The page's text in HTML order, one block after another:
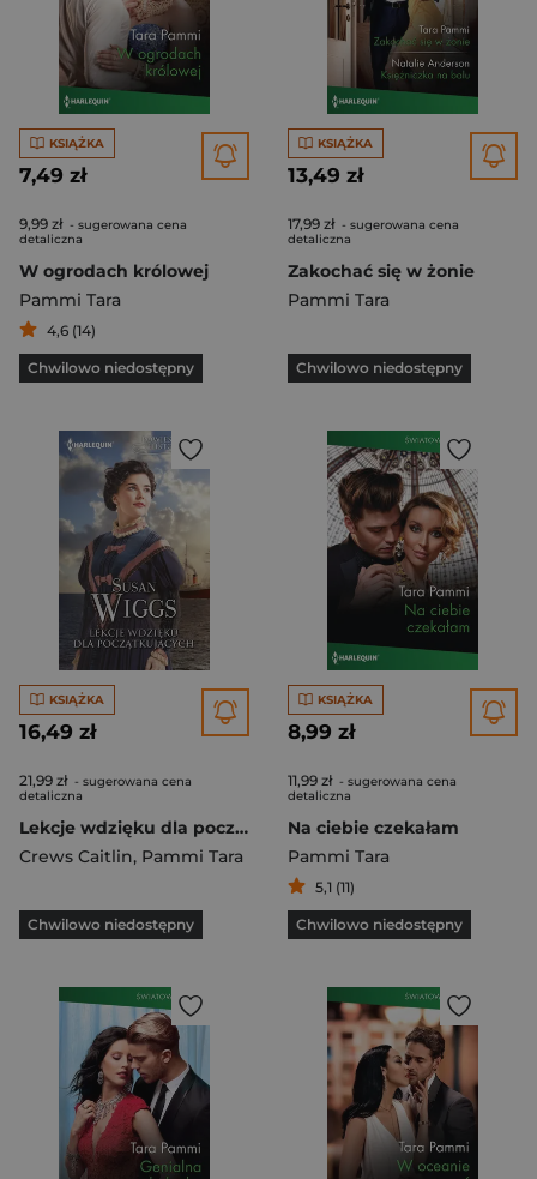
KSIĄŻKA
7,49 zł
9,99 zł - sugerowana cena
detaliczna
W ogrodach królowej
Pammi Tara
4,6 (14)
Chwilowo niedostępny
KSIĄŻKA
13,49 zł
17,99 zł - sugerowana cena
detaliczna
Zakochać się w żonie
Pammi Tara
Chwilowo niedostępny
KSIĄŻKA
16,49 zł
21,99 zł - sugerowana cena
detaliczna
Lekcje wdzięku dla początkujących 4
Crews Caitlin, Pammi Tara
Chwilowo niedostępny
KSIĄŻKA
8,99 zł
11,99 zł - sugerowana cena
detaliczna
Na ciebie czekałam
Pammi Tara
5,1 (11)
Chwilowo niedostępny